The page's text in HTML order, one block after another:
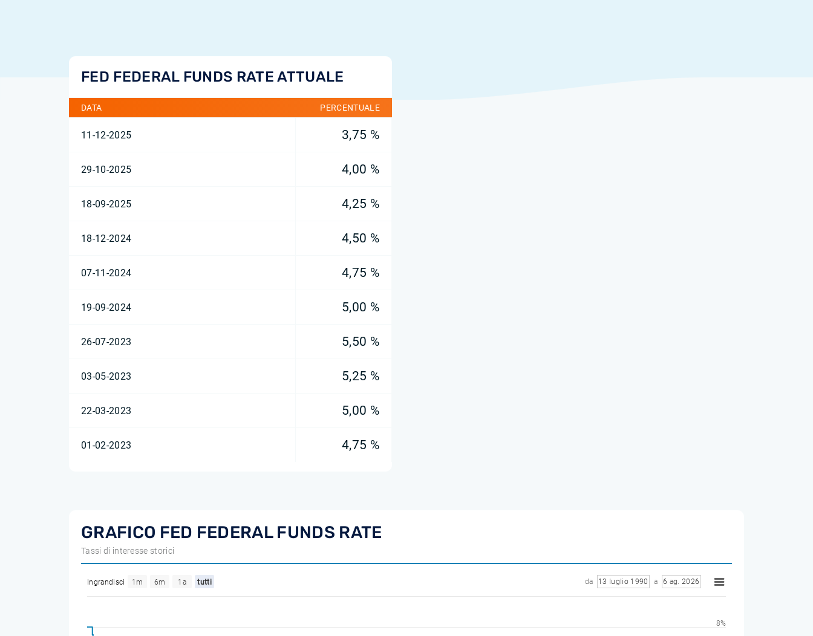
FED FEDERAL FUNDS RATE ATTUALE
DATA PERCENTUALE
11-12-2025 3,75 %
29-10-2025 4,00 %
18-09-2025 4,25 %
18-12-2024 4,50 %
07-11-2024 4,75 %
19-09-2024 5,00 %
26-07-2023 5,50 %
03-05-2023 5,25 %
22-03-2023 5,00 %
01-02-2023 4,75 %
GRAFICO FED FEDERAL FUNDS RATE
Tassi di interesse storici
Ingrandisci 1m 6m 1a tutti da 13 luglio 1990 a 6 ag. 2026
8%